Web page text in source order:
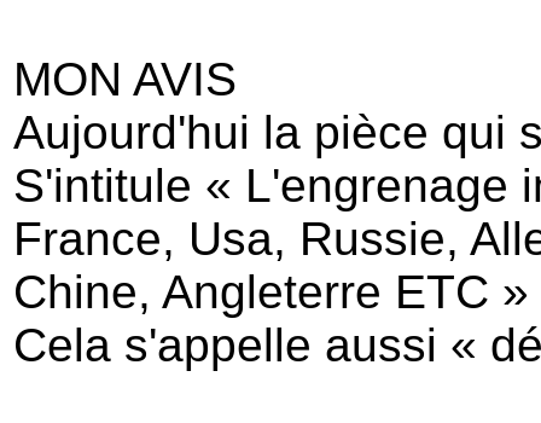
MON AVIS
Aujourd'hui la pièce qui
S'intitule « L'engrenage
France, Usa, Russie,
Chine, Angleterre ETC »
Cela s'appelle aussi «